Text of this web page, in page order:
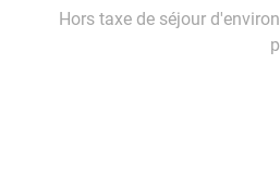
Hors taxe de séjour